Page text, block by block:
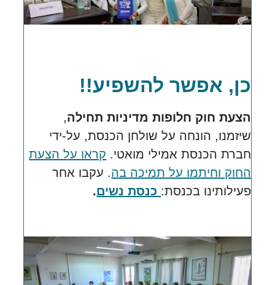
כן, אפשר להשפיע!!
הצעת חוק חלופות מדיניות תחילה,
שיזמנו, הונחה על שולחן הכנסת, על-ידי
חברת הכנסת אמילי מואטי. קראו על הצעת
החוק וחיתמו על תמיכה בה. עקבו אחר
פעילותינו בכנסת: כנסת נשים.